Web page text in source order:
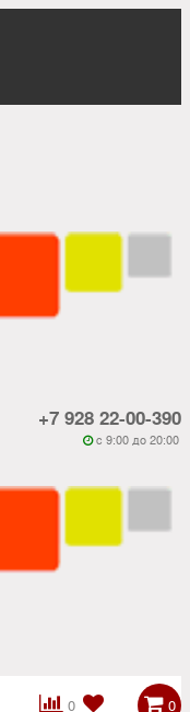
+7 928 22-00-390
 c 9:00 до 20:00
0

 0